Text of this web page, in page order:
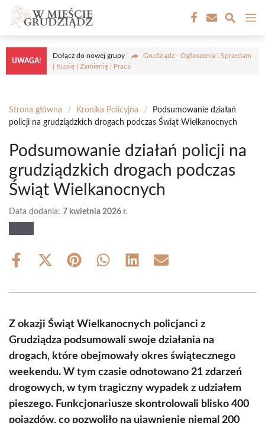
Przejdź
treści
UWAGA!
Dołącz do nowej grupy
Grudziądz - Ogłoszenia | Sprzedam
| Kupię | Zamienię | Praca
Strona główna / Kronika Policyjna /
Podsumowanie działań
policji na grudziądzkich drogach podczas Świąt Wielkanocnych
Podsumowanie działań policji na
grudziądzkich drogach podczas
Świąt Wielkanocnych
Data dodania: 7 kwietnia 2026 r.
Share
Share
(Twitter)
Share Share Share Share
Z okazji Świąt Wielkanocnych policjanci z
Grudziądza podsumowali swoje działania na
drogach, które obejmowały okres świątecznego
weekendu. W tym czasie odnotowano 21 zdarzeń
drogowych, w tym tragiczny wypadek z udziałem
pieszego. Funkcjonariusze skontrolowali blisko 400
pojazdów, co pozwoliło na ujawnienie niemal 200